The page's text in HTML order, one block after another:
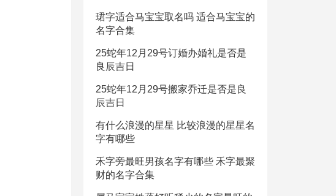
珺字适合马宝宝取名吗 适合马宝宝的
名字合集
25蛇年12月29号订婚办婚礼是否是
良辰吉日
25蛇年12月29号搬家乔迁是否是良
辰吉日
有什么浪漫的星星 比较浪漫的星星名
字有哪些
禾字旁最旺男孩名字有哪些 禾字最聚
财的名字合集